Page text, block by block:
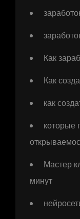
Как
Как
как
которые
Мастер
минут